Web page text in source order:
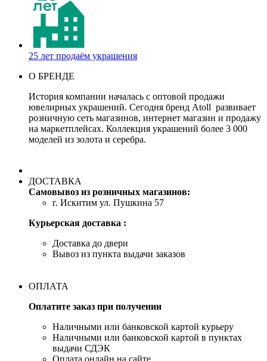
25 лет продаём украшения
О БРЕНДЕ
История компании началась с оптовой продажи
ювелирных украшений. Сегодня бренд Atoll развивает
розничную сеть магазинов, интернет магазин и продажу
на маркетплейсах. Коллекция украшений более 3 000
моделей из золота и серебра.
ДОСТАВКА
Самовывоз из розничных магазинов:
г. Искитим ул. Пушкина 57
Курьерская доставка :
Доставка до двери
Вывоз из пункта выдачи заказов
ОПЛАТА
Оплатите заказ при получении
Наличными или банковской картой курьеру
Наличными или банковской картой в пунктах
выдачи СДЭК
Оплата онлайн на сайте